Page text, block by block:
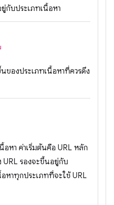
กับประเภทเนื้อหา
ของประเภทเนื้อหาที่ควรดึง
อหา ค่าเริ่มต้นคือ URL หลัก
URL รองจะขึ้นอยู่กับ
หาทุกประเภทที่จะใช้ URL